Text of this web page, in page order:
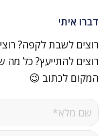
דברו איתי
רוצים לשבת לקפה?
רוצים להתייעץ? כל
המקום לכתוב 😉